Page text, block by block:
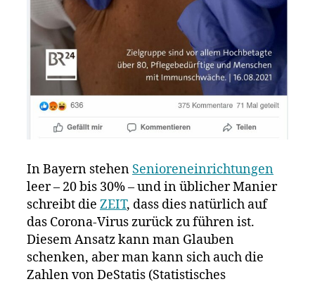
In Bayern stehen Senioreneinrichtungen
leer – 20 bis 30% – und in üblicher Manier
schreibt die ZEIT, dass dies natürlich auf
das Corona-Virus zurück zu führen ist.
Diesem Ansatz kann man Glauben
schenken, aber man kann sich auch die
Zahlen von DeStatis (Statistisches